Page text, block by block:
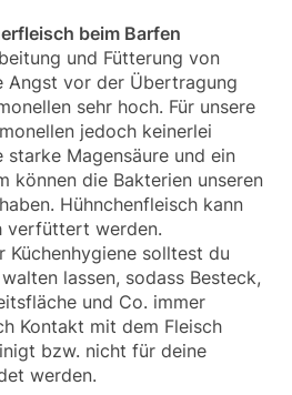
beim Barfen
und Fütterung von
Angst vor der Übertragung
sehr hoch. Für unsere
jedoch keinerlei
starke Magensäure und ein
können die Bakterien unseren
Hühnchenfleisch kann
verfüttert werden.
Küchenhygiene solltest du
lassen, sodass Besteck,
und Co. immer
Kontakt mit dem Fleisch
bzw. nicht für deine
werden.